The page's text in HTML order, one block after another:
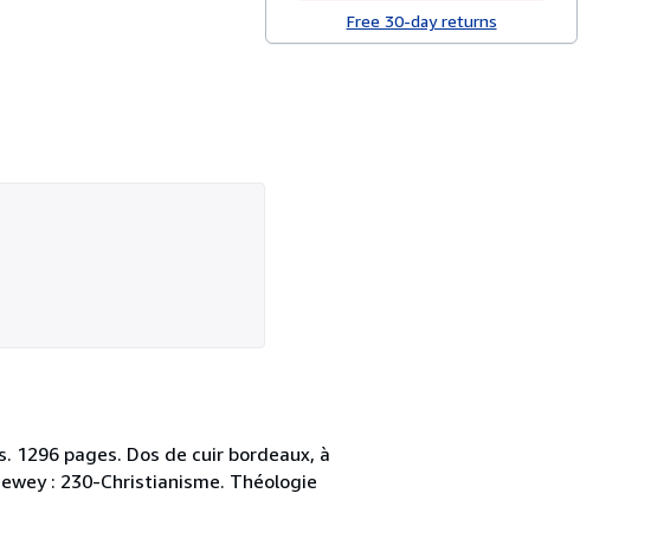
Free 30-day returns
pages. Dos de cuir bordeaux, à
: 230-Christianisme. Théologie